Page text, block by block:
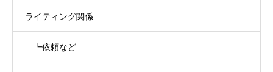
ライティング関係
┗依頼など